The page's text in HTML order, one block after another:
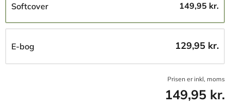
Softcover 149,95 kr.
E-bog 129,95 kr.
Prisen er inkl, moms
149,95 kr.